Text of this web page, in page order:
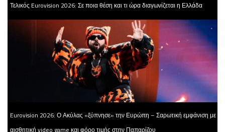
Τελικός Eurovision 2026: Σε ποια θέση και τι ώρα διαγωνίζεται η Ελλάδα
Eurovision 2026: Ο Ακύλας «ξύπνησε» την Ευρώπη – Σαρωτική εμφάνιση με
αισθητική video game και φόρο τιμής στην Παπαρίζου